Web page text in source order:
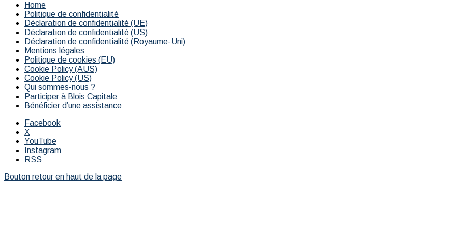
Home
Politique de confidentialité
Déclaration de confidentialité (UE)
Déclaration de confidentialité (US)
Déclaration de confidentialité (Royaume-Uni)
Mentions légales
Politique de cookies (EU)
Cookie Policy (AUS)
Cookie Policy (US)
Qui sommes-nous ?
Participer à Blois Capitale
Bénéficier d’une assistance
Facebook
X
YouTube
Instagram
RSS
Bouton retour en haut de la page